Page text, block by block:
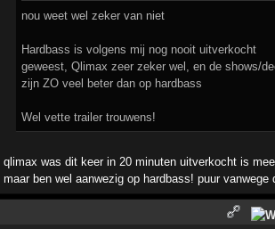
nou weet wel zeker van niet
Hardbass is volgens mij nog nooit uitverkocht
geweest, Qlimax zeer zeker wel, en de shows/
zijn ZO veel beter dan op hardbass
Wel vette trailer trouwens!
qlimax was dit keer in 20 minuten uitverkocht is
maar ben wel aanwezig op hardbass! puur vanwege